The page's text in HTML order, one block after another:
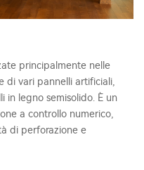
principalmente nelle
di vari pannelli artificiali,
in legno semisolido. È un
a controllo numerico,
di perforazione e